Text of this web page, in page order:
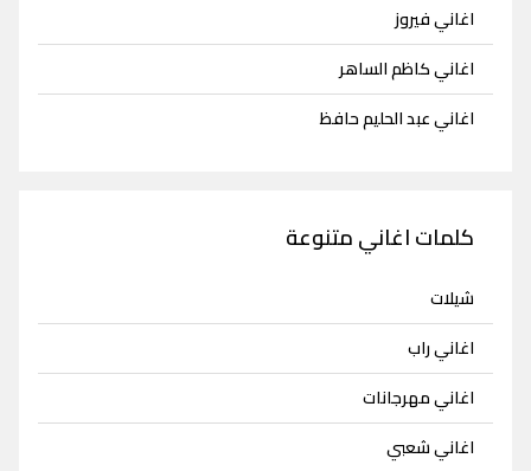
اغاني فيروز
اغاني كاظم الساهر
اغاني عبد الحليم حافظ
كلمات اغاني متنوعة
شيلات
اغاني راب
اغاني مهرجانات
اغاني شعبي